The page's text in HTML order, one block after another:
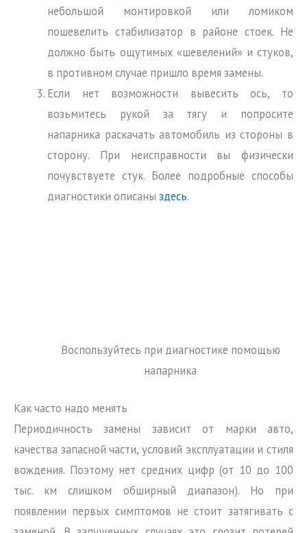
небольшой монтировкой или ломиком
пошевелить стабилизатор в районе стоек. Не
должно быть ощутимых «шевелений» и стуков,
в противном случае пришло время замены.
Если нет возможности вывесить ось, то
возьмитесь рукой за тягу и попросите
напарника раскачать автомобиль из стороны в
сторону. При неисправности вы физически
почувствуете стук. Более подробные способы
диагностики описаныздесь.
Воспользуйтесь при диагностике помощью
напарника
Как часто надо менять
Периодичность замены зависит от марки авто,
качества запасной части, условий эксплуатации и стиля
вождения. Поэтому нет средних цифр (от 10 до 100
тыс. км слишком обширный диапазон). Но при
появлении первых симптомов не стоит затягивать с